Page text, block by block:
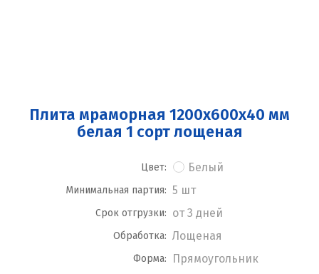
Плита мраморная 1200x600x40 мм
белая 1 сорт лощеная
Цвет: Белый
Минимальная партия: 5 шт
Срок отгрузки: от 3 дней
Обработка: Лощеная
Форма: Прямоугольник